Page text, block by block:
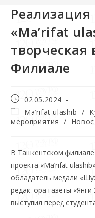
Реализация
«Ma’rifat
творческая
Филиале
02.05.2024
Ma’rifat ulashib /
мероприятия
/
В Ташкентском филиале
проекта «Ma’rifat
обладатель медали
редактора газеты
выступил перед